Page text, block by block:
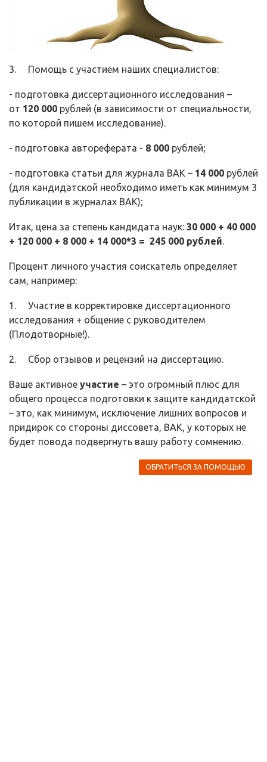
3. Помощь с участием наших специалистов:
- подготовка диссертационного исследования –
от 120 000 рублей (в зависимости от специальности,
по которой пишем исследование).
- подготовка автореферата - 8 000 рублей;
- подготовка статьи для журнала ВАК – 14 000 рублей
(для кандидатской необходимо иметь как минимум 3
публикации в журналах ВАК);
Итак, цена за степень кандидата наук: 30 000 + 40 000
+ 120 000 + 8 000 + 14 000*3 = 245 000 рублей.
Процент личного участия соискатель определяет
сам, например:
1. Участие в корректировке диссертационного
исследования + общение с руководителем
(Плодотворные!).
2. Сбор отзывов и рецензий на диссертацию.
Ваше активное участие – это огромный плюс для
общего процесса подготовки к защите кандидатской
– это, как минимум, исключение лишних вопросов и
придирок со стороны диссовета, ВАК, у которых не
будет повода подвергнуть вашу работу сомнению.
ОБРАТИТЬСЯ ЗА ПОМОЩЬЮ